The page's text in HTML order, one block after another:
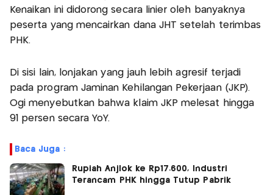
Kenaikan ini didorong secara linier oleh banyaknya
peserta yang mencairkan dana JHT setelah terimbas
PHK.
Di sisi lain, lonjakan yang jauh lebih agresif terjadi
pada program Jaminan Kehilangan Pekerjaan (JKP).
Ogi menyebutkan bahwa klaim JKP melesat hingga
91 persen secara YoY.
Baca Juga :
Rupiah Anjlok ke Rp17.600, Industri
Terancam PHK hingga Tutup Pabrik